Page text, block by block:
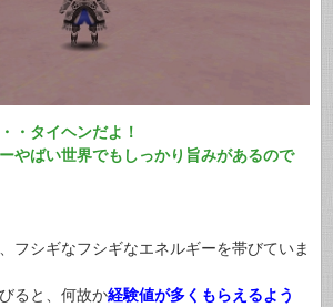
・タイヘンだよ！
やばい世界でもしっかり旨みがあるので
フシギなフシギなエネルギーを帯びていま
ると、何故か経験値が多くもらえるよう